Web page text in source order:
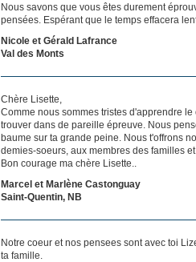
Nous savons que vous êtes durement
pensées. Espérant que le temps effacera
Nicole et Gérald Lafrance
Val des Monts
Chère Lisette,
Comme nous sommes tristes d'apprendre
trouver dans de pareille épreuve. Nous
baume sur ta grande peine. Nous t'offrons
demies-soeurs, aux membres des familles
Bon courage ma chère Lisette..
Marcel et Marlène Castonguay
Saint-Quentin, NB
Notre coeur et nos pensees sont avec toi
ta famille.